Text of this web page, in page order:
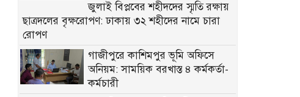
জুলাই বিপ্লবের শহীদদের স্মৃতি রক্ষায়
ছাত্রদলের বৃক্ষরোপণ: ঢাকায় ৩২ শহীদের নামে চারা
রোপণ
গাজীপুরে কাশিমপুর ভূমি অফিসে
অনিয়ম: সাময়িক বরখাস্ত ৪ কর্মকর্তা-
কর্মচারী